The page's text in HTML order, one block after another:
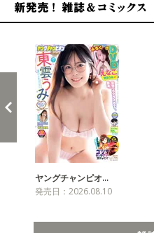
ヤングチャンピオ…
発売日：2026.08.10